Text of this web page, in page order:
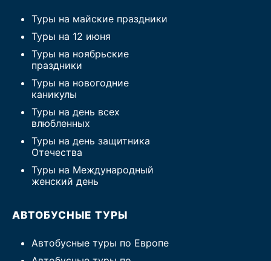
Туры на майские праздники
Туры на 12 июня
Туры на ноябрьские
праздники
Туры на новогодние
каникулы
Туры на день всех
влюбленных
Туры на день защитника
Отечества
Туры на Международный
женский день
АВТОБУСНЫЕ ТУРЫ
Автобусные туры по Европе